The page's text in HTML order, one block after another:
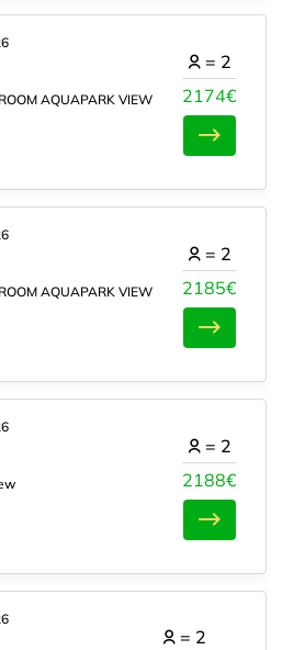
AQUAPARK VIEW
2174€
= 2
AQUAPARK VIEW
2185€
= 2
2188€
= 2
= 2